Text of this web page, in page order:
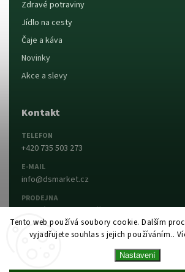
Tento web používá soubory cookie. Dalším
vyjadřujete souhlas s jejich používáním..
Nastavení
Zdravé potraviny
Jídlo na cesty
Čaje a káva
Novinky
Akce a slevy
Kontakt
TELEFON
+420 735 503 273
E-MAIL
info@dsmarket.cz
PRODEJNA
Dlouhá 90, 763 15 Slušovice
Napsat nám Prodejna a otevírací